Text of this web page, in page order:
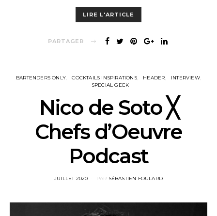
LIRE L'ARTICLE
PARTAGER
BARTENDERS ONLY COCKTAILS INSPIRATIONS HEADER
INTERVIEW
SPECIAL GEEK
Nico de Soto ╳
Chefs d’Oeuvre
Podcast
POSTED
JUILLET 2020 PAR SÉBASTIEN FOULARD